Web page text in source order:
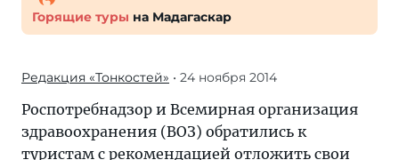
Горящие туры на Мадагаскар
Редакция «Тонкостей» • 24 ноября 2014
Роспотребнадзор и Всемирная организация
здравоохранения (ВОЗ) обратились к
туристам с рекомендацией отложить свои